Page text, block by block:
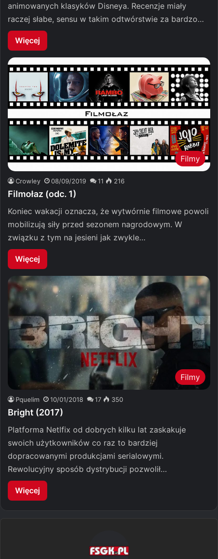
animowanych klasyków Disneya. Recenzje miały
raczej słabe, sensu w takim odtwórstwie za bardzo…
Więcej
Filmy
Crowley 08/09/2019 11 216
Filmołaz (odc. 1)
Koniec wakacji oznacza, że wytwórnie filmowe powoli
mobilizują siły przed sezonem nagrodowym. W
związku z tym na jesieni jak zwykle…
Więcej
Filmy
Pquelim 10/01/2018 17 350
Bright (2017)
Platforma Netlfix od dobrych kilku lat zaskakuje
swoich użytkowników co raz to bardziej
dopracowanymi produkcjami serialowymi.
Rewolucyjny sposób dystrybucji pozwolił…
Więcej